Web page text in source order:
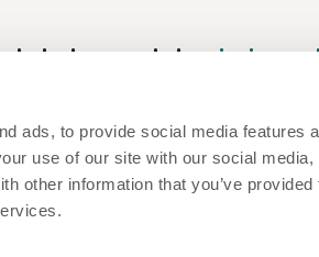
ads, to provide social media features
use of our site with our social media,
other information that you’ve provided
lokale verdelerin jouw
en een Nobi-collega
Contacteer ons